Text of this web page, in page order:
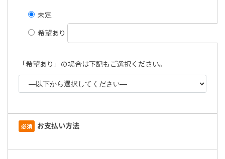
未定
希望あり
「希望あり」の場合は下記もご選択ください。
必須 お支払い方法